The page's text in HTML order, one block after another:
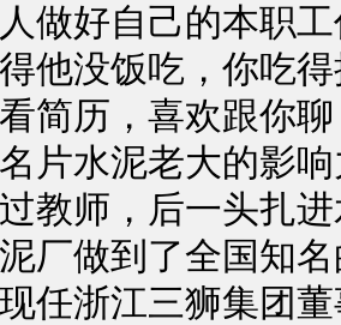
好自己的本职工
他没饭吃，你吃
历，喜欢跟你聊
水泥老大的影响
教师，后一头扎
厂做到了全国知
任浙江三狮集团